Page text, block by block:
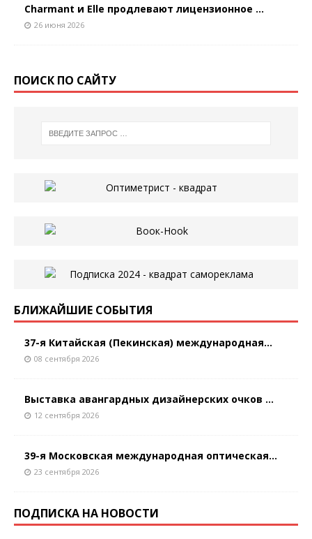
Charmant и Elle продлевают лицензионное ...
26 июня 2026
ПОИСК ПО САЙТУ
БЛИЖАЙШИЕ СОБЫТИЯ
37-я Китайская (Пекинская) международная...
08 сентября 2026
Выставка авангардных дизайнерских очков ...
12 сентября 2026
39-я Московская международная оптическая...
23 сентября 2026
ПОДПИСКА НА НОВОСТИ